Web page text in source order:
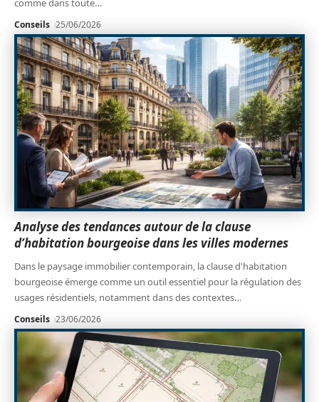
comme dans toute…
Conseils 25/06/2026
Analyse des tendances autour de la clause
d’habitation bourgeoise dans les villes modernes
Dans le paysage immobilier contemporain, la clause d'habitation
bourgeoise émerge comme un outil essentiel pour la régulation des
usages résidentiels, notamment dans des contextes…
Conseils 23/06/2026